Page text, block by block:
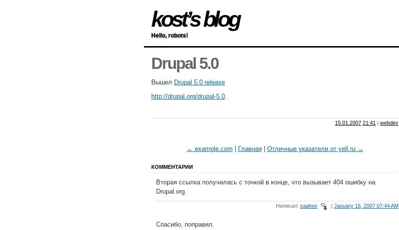
kost’s blog
Hello, robots!
Drupal 5.0
Вышел Drupal 5.0 release
http://drupal.org/drupal-5.0.
15.01.2007 21:41 | webdev
← example.com Главная| Отличные указатели от yell.ru →
КОММЕНТАРИИ
Вторая ссылка получилась с точкой в конце, что вызывает 404 ошибку на
Drupal.org.
Написал: saahov January 16, 2007 07:44 AM
Спасибо, поправил.